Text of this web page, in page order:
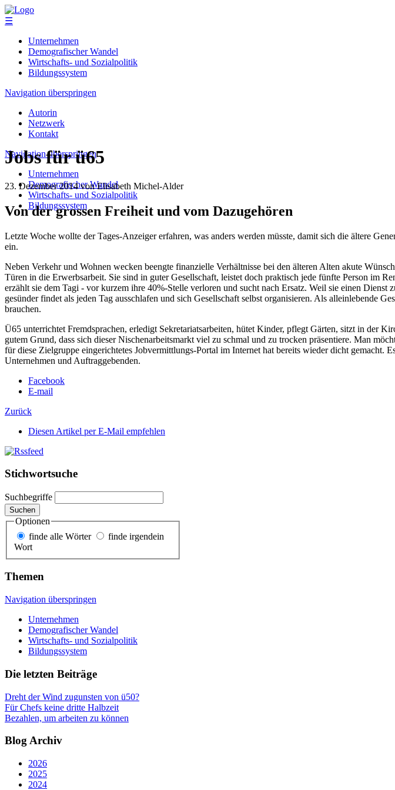
☰
Unternehmen
Demografischer Wandel
Wirtschafts- und Sozialpolitik
Bildungssystem
Navigation überspringen
Autorin
Netzwerk
Kontakt
Navigation überspringen
Unternehmen
Demografischer Wandel
Wirtschafts- und Sozialpolitik
Bildungssystem
Jobs für ü65
23. Dezember 2014von Elisabeth Michel-Alder
Von der grossen Freiheit und vom Dazugehören
Letzte Woche wollte der Tages-Anzeiger erfahren, was anders werden müsste, damit sich die ältere
ein.
Neben Verkehr und Wohnen wecken beengte finanzielle Verhältnisse bei den älteren Alten akute
Türen in die Erwerbsarbeit. Sie sind in guter Gesellschaft, leistet doch praktisch jede fünfte Person im
erzählt sie dem Tagi - vor kurzem ihre 40%-Stelle verloren und sucht nach Ersatz. Weil sie einen Dienst
gesünder findet als jeden Tag ausschlafen und sich Gesellschaft selbst organisieren. Als alleinlebende
brauchen.
Ü65 unterrichtet Fremdsprachen, erledigt Sekretariatsarbeiten, hütet Kinder, pflegt Gärten, sitzt in der
gutem Grund, dass sich dieser Nischenarbeitsmarkt viel zu schmal und zu trocken präsentiere. Man
für diese Zielgruppe eingerichtetes Jobvermittlungs-Portal im Internet hat bereits wieder dicht gemacht.
Unternehmen und Auftraggebenden.
Facebook
E-mail
Zurück
Diesen Artikel per E-Mail empfehlen
Stichwortsuche
Suchbegriffe
Suchen
Optionen
finde alle Wörter
finde irgendein
Wort
Themen
Navigation überspringen
Unternehmen
Demografischer Wandel
Wirtschafts- und Sozialpolitik
Bildungssystem
Die letzten Beiträge
Dreht der Wind zugunsten von ü50?
Für Chefs keine dritte Halbzeit
Bezahlen, um arbeiten zu können
Blog Archiv
2026
2025
2024